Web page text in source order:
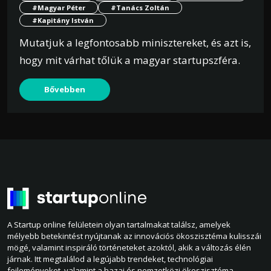
#Magyar Péter
#Tanács Zoltán
#Kapitány István
Mutatjuk a legfontosabb minisztereket, és azt is,
hogy mit várhat tőlük a magyar startupszféra.
Bővebben
A Startup online felületein olyan tartalmakat találsz, amelyek
mélyebb betekintést nyújtanak az innovációs ökoszisztéma kulisszái
mögé, valamint inspiráló történeteket azoktól, akik a változás élén
járnak. Itt megtalálod a legújabb trendeket, technológiai